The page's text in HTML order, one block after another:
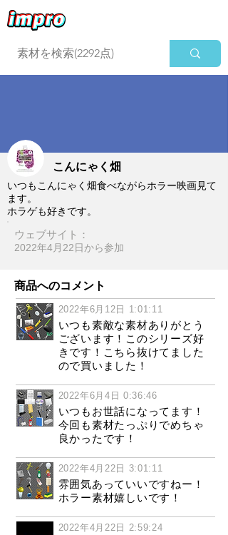
こんにゃく畑
いつもこんにゃく畑食べながらホラー映画見て
ます。
ホラゲも好きです。
ウェブサイト：
2022年4月22日​から参加
商品へのコメント
2022年6月12日 1:01:11
いつも素敵な素材ありがとう
ございます！このシリーズ好
きです！こちら抜けてました
ので買いました！
2022年6月4日 0:36:46
いつもお世話になってます！
今回も素材たっぷりでめちゃ
良かったです！
2022年4月22日 3:01:11
雰囲気あっていいですねー！
ホラー素材嬉しいです！
2022年4月22日 2:59:24